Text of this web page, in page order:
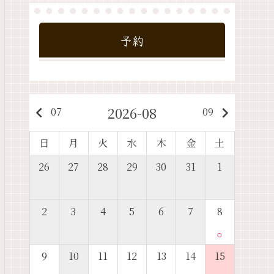
予約
keyboard_arrow_left 07 2026-08 09 keyboard_arrow_right
日 月 火 水 木 金
土
26
27 28 29 30 31 1
2 3 4 5 6 7 8
○
9 10 11 12 13 14 15